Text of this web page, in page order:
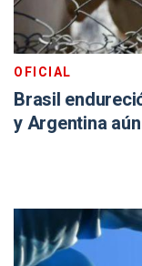
OFICIAL
Brasil
y Argentina